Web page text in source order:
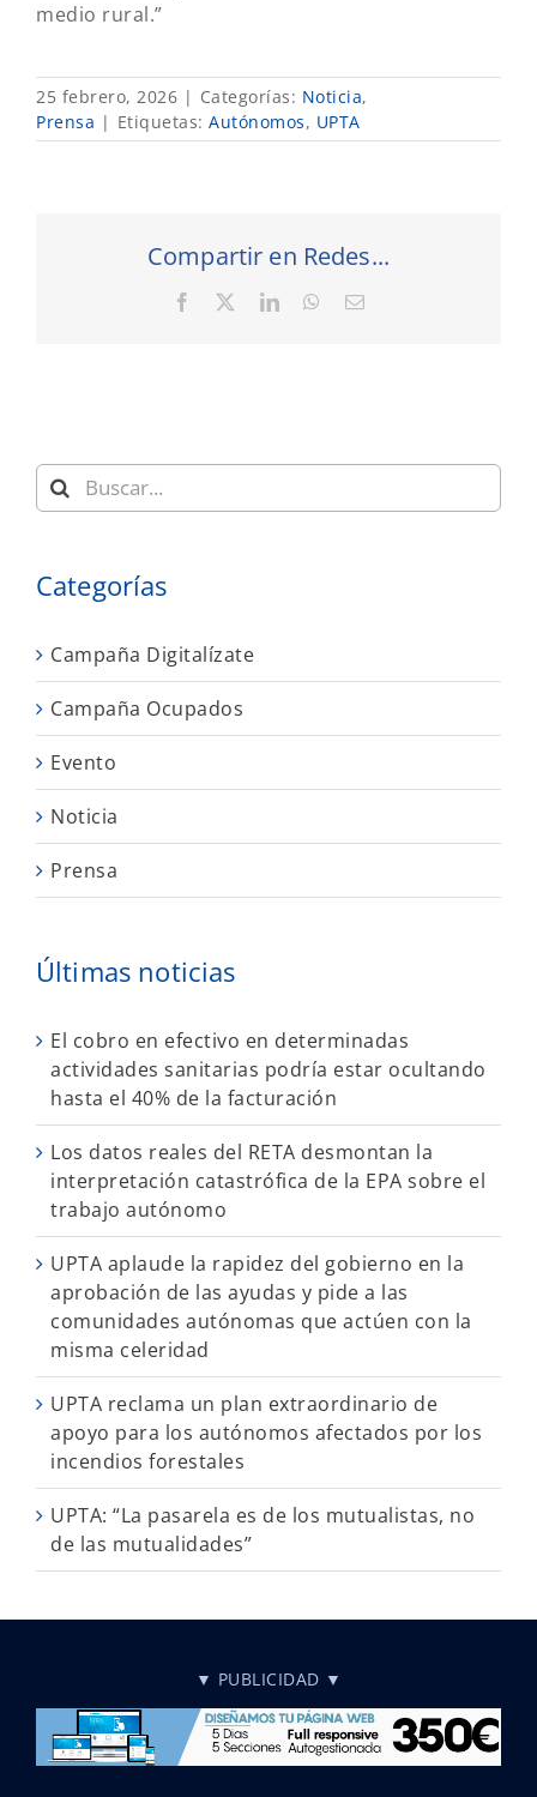
medio rural.”
25 febrero, 2026 | Categorías: Noticia,
Prensa | Etiquetas: Autónomos, UPTA
Compartir en Redes...
Facebook LinkedInWhatsApp
Correo
Buscar:
Categorías
Campaña Digitalízate
Campaña Ocupados
Evento
Noticia
Prensa
Últimas noticias
El cobro en efectivo en determinadas
actividades sanitarias podría estar ocultando
hasta el 40% de la facturación
Los datos reales del RETA desmontan la
interpretación catastrófica de la EPA sobre el
trabajo autónomo
UPTA aplaude la rapidez del gobierno en la
aprobación de las ayudas y pide a las
comunidades autónomas que actúen con la
misma celeridad
UPTA reclama un plan extraordinario de
apoyo para los autónomos afectados por los
incendios forestales
UPTA: “La pasarela es de los mutualistas, no
de las mutualidades”
▼ PUBLICIDAD ▼